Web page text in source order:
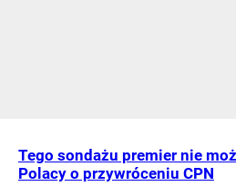
Tego sondażu premier nie
Polacy o przywróceniu CPN